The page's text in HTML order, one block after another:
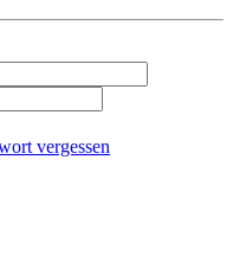
vergessen